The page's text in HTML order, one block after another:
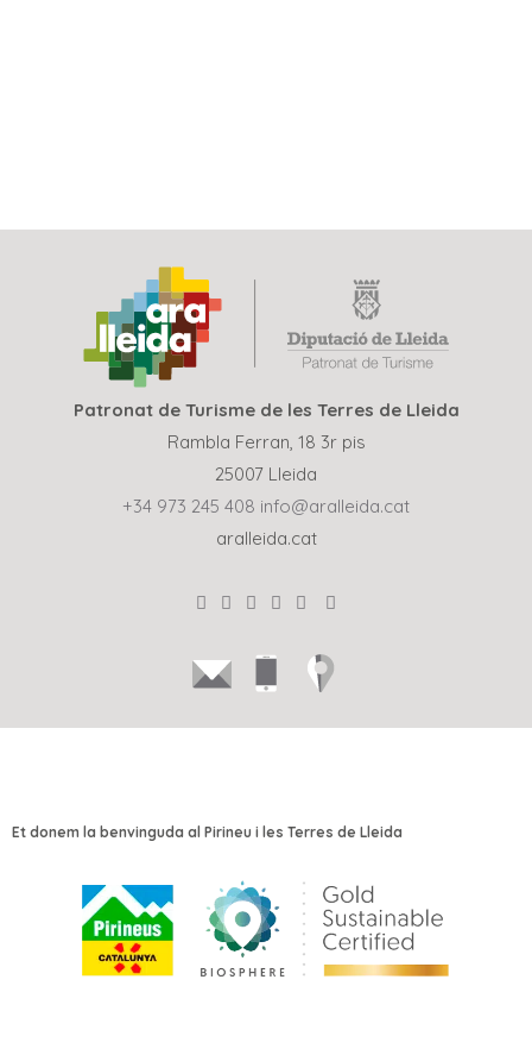
Patronat de Turisme de les Terres de Lleida
Rambla Ferran, 18 3r pis
25007 Lleida
+34 973 245 408 info@aralleida.cat
aralleida.cat
Et donem la benvinguda al Pirineu i les Terres de Lleida